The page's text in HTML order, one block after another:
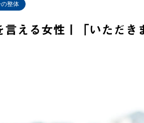
整体
言える女性丨「いただき